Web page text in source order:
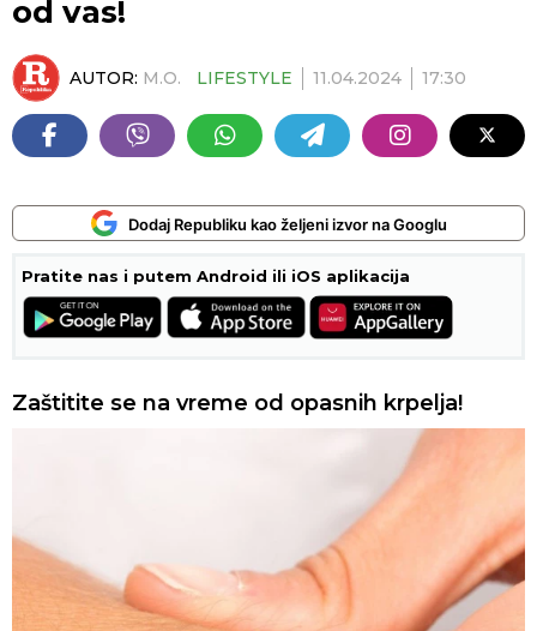
od vas!
AUTOR: M.O. LIFESTYLE 11.04.2024 17:30
Dodaj Republiku kao željeni izvor na Googlu
Pratite nas i putem Android ili iOS aplikacija
Zaštitite se na vreme od opasnih krpelja!